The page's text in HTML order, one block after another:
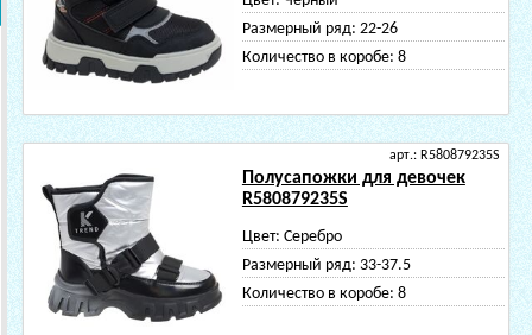
Размерный ряд: 22-26
Количество в коробе: 8
арт.: R580879235S
Полусапожки для девочек
R580879235S
Цвет: Серебро
Размерный ряд: 33-37.5
Количество в коробе: 8